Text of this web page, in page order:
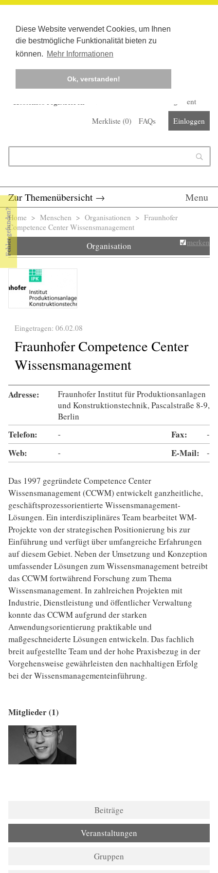
Diese Website verwendet Cookies, um Ihnen
die bestmögliche Funktionalität bieten zu
können. Mehr Informationen
Ok, verstanden!
Kostenlos registrieren
Corona-Management
Merkliste (0) FAQs Einloggen
Zur Themenübersicht → Menu
Sie sind hier
Home > Menschen > Organisationen > Fraunhofer
Competence Center Wissensmanagement
Organisation merken
Eingetragen: 06.02.08
Fraunhofer Competence Center
Wissensmanagement
Adresse:
Fraunhofer Institut für Produktionsanlagen
und Konstruktionstechnik, Pascalstraße 8-9,
Berlin
Telefon: - Fax: -
Web: - E-Mail: -
Das 1997 gegründete Competence Center
Wissensmanagement (CCWM) entwickelt ganzheitliche,
geschäftsprozessorientierte Wissensmanagement-
Lösungen. Ein interdisziplinäres Team bearbeitet WM-
Projekte von der strategischen Positionierung bis zur
Einführung und verfügt über umfangreiche Erfahrungen
auf diesem Gebiet. Neben der Umsetzung und Konzeption
umfassender Lösungen zum Wissensmanagement betreibt
das CCWM fortwährend Forschung zum Thema
Wissensmanagement. In zahlreichen Projekten mit
Industrie, Dienstleistung und öffentlicher Verwaltung
konnte das CCWM aufgrund der starken
Anwendungsorientierung praktikable und
maßgeschneiderte Lösungen entwickeln. Das fachlich
breit aufgestellte Team und der hohe Praxisbezug in der
Vorgehensweise gewährleisten den nachhaltigen Erfolg
bei der Wissensmanagementeinführung.
Mitglieder (1)
Beiträge
Veranstaltungen
Gruppen